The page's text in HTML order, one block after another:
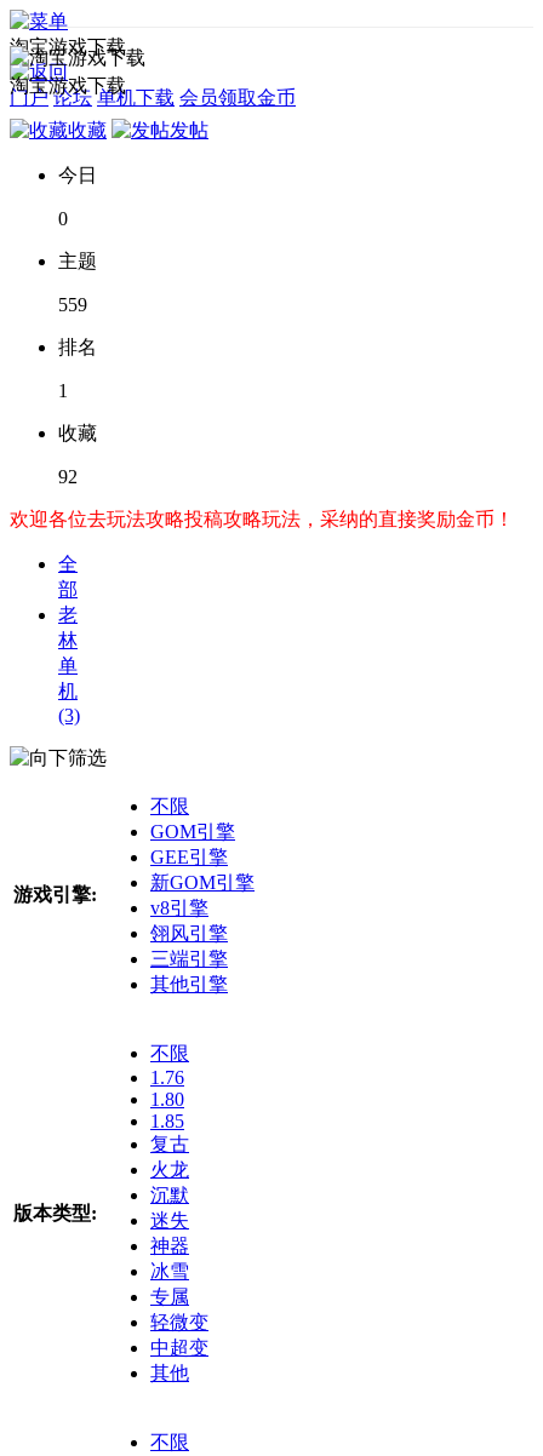
淘宝游戏下载
门户 论坛 单机下载 会员领取金币
淘宝游戏下载
收藏 发帖
今日
0
主题
559
排名
1
收藏
92
欢迎各位去玩法攻略投稿攻略玩法，采纳的直接奖励金币！
全
部
老
林
单
机
(3)
筛选
游戏引擎:
不限
GOM引擎
GEE引擎
新GOM引擎
v8引擎
翎风引擎
三端引擎
其他引擎
版本类型:
不限
1.76
1.80
1.85
复古
火龙
沉默
迷失
神器
冰雪
专属
轻微变
中超变
其他
不限